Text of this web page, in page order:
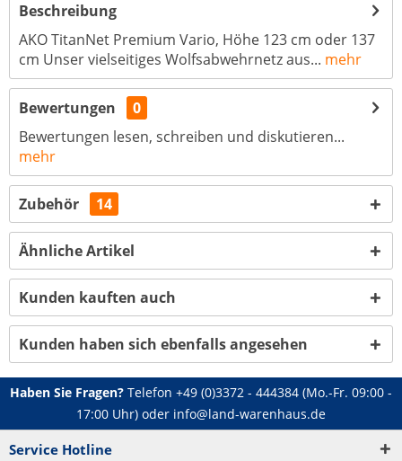
Beschreibung
AKO TitanNet Premium Vario, Höhe 123 cm oder 137
cm Unser vielseitiges Wolfsabwehrnetz aus... mehr
Bewertungen
0
Bewertungen lesen, schreiben und diskutieren...
mehr
Zubehör 14
Ähnliche Artikel
Kunden kauften auch
Kunden haben sich ebenfalls angesehen
Haben Sie Fragen? Telefon +49 (0)3372 - 444384 (Mo.-Fr. 09:00 -
17:00 Uhr) oder info@land-warenhaus.de
Service Hotline